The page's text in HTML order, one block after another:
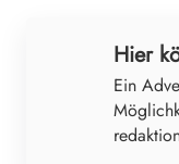
Hier
Ein